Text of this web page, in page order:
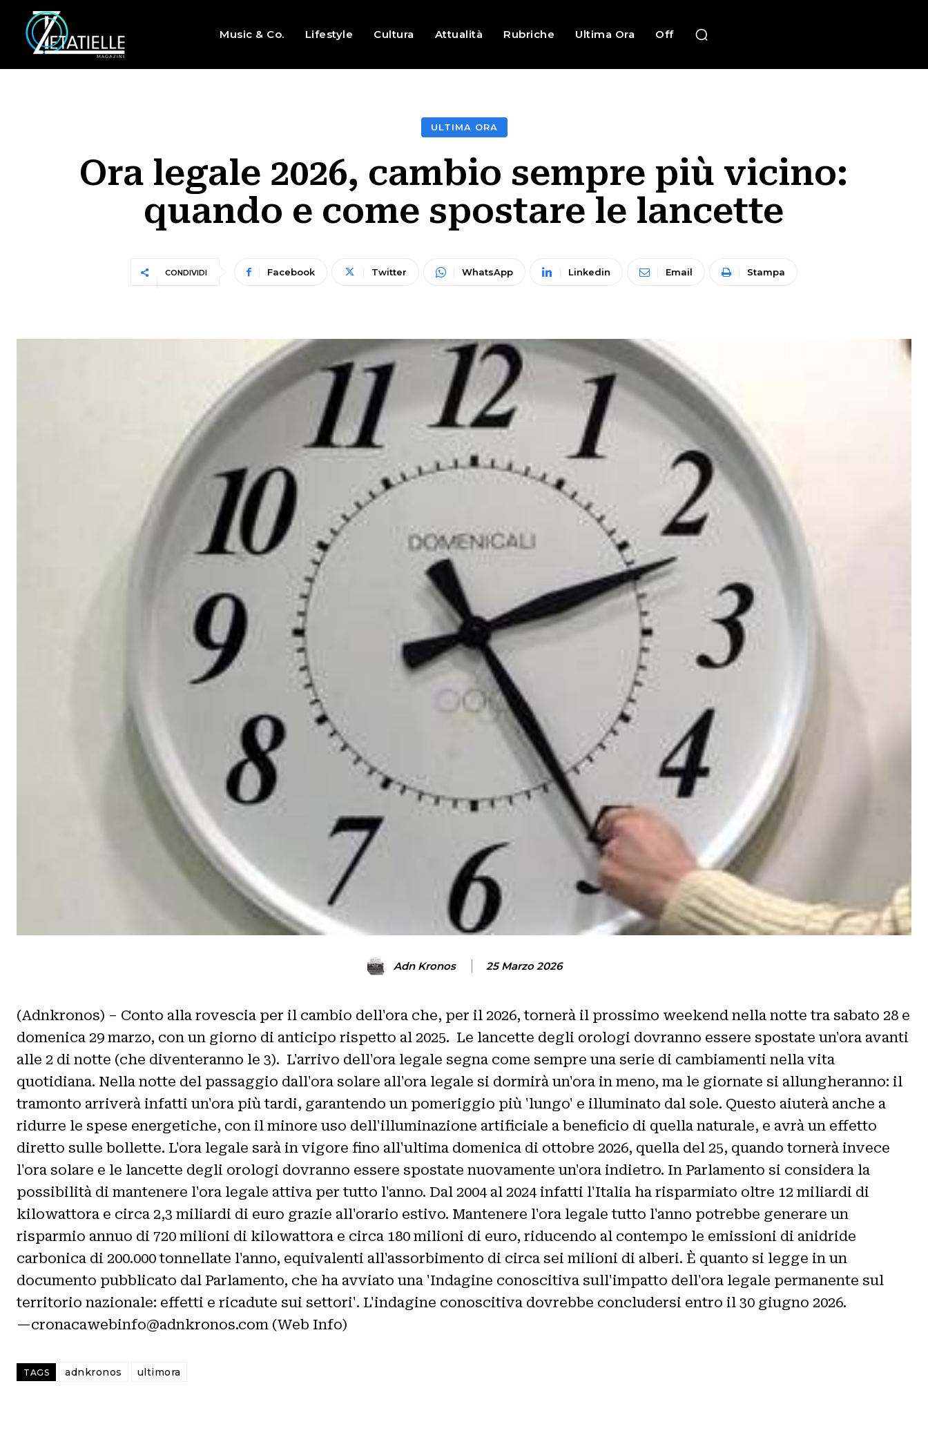
Music & Co. Lifestyle Cultura Attualità Rubriche Ultima Ora Off
ULTIMA ORA
Ora legale 2026, cambio sempre più vicino:
quando e come spostare le lancette
CONDIVIDI Facebook Twitter WhatsApp Linkedin Email Stampa
Adn Kronos 25 Marzo 2026
(Adnkronos) – Conto alla rovescia per il cambio dell'ora che, per il 2026, tornerà il prossimo weekend nella notte tra sabato 28 e
domenica 29 marzo, con un giorno di anticipo rispetto al 2025. Le lancette degli orologi dovranno essere spostate un'ora avanti
alle 2 di notte (che diventeranno le 3). L'arrivo dell'ora legale segna come sempre una serie di cambiamenti nella vita
quotidiana. Nella notte del passaggio dall'ora solare all'ora legale si dormirà un'ora in meno, ma le giornate si allungheranno: il
tramonto arriverà infatti un'ora più tardi, garantendo un pomeriggio più 'lungo' e illuminato dal sole. Questo aiuterà anche a
ridurre le spese energetiche, con il minore uso dell'illuminazione artificiale a beneficio di quella naturale, e avrà un effetto
diretto sulle bollette. L'ora legale sarà in vigore fino all'ultima domenica di ottobre 2026, quella del 25, quando tornerà invece
l'ora solare e le lancette degli orologi dovranno essere spostate nuovamente un'ora indietro. In Parlamento si considera la
possibilità di mantenere l'ora legale attiva per tutto l'anno. Dal 2004 al 2024 infatti l'Italia ha risparmiato oltre 12 miliardi di
kilowattora e circa 2,3 miliardi di euro grazie all'orario estivo. Mantenere l'ora legale tutto l'anno potrebbe generare un
risparmio annuo di 720 milioni di kilowattora e circa 180 milioni di euro, riducendo al contempo le emissioni di anidride
carbonica di 200.000 tonnellate l'anno, equivalenti all'assorbimento di circa sei milioni di alberi. È quanto si legge in un
documento pubblicato dal Parlamento, che ha avviato una 'Indagine conoscitiva sull'impatto dell'ora legale permanente sul
territorio nazionale: effetti e ricadute sui settori'. L'indagine conoscitiva dovrebbe concludersi entro il 30 giugno 2026.
—cronacawebinfo@adnkronos.com (Web Info)
TAGS adnkronos ultimora